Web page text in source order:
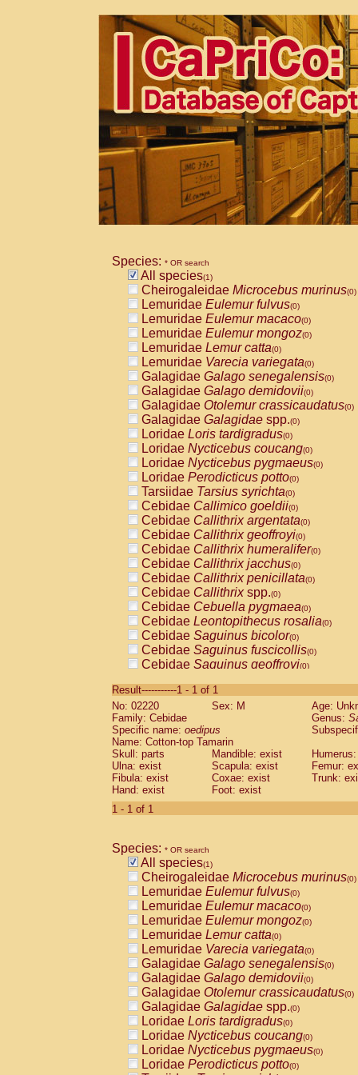
Species: * OR search
All species(1)
Cheirogaleidae Microcebus murinus(0)
Lemuridae Eulemur fulvus(0)
Lemuridae Eulemur macaco(0)
Lemuridae Eulemur mongoz(0)
Lemuridae Lemur catta(0)
Lemuridae Varecia variegata(0)
Galagidae Galago senegalensis(0)
Galagidae Galago demidovii(0)
Galagidae Otolemur crassicaudatus(0)
Galagidae Galagidae spp.(0)
Loridae Loris tardigradus(0)
Loridae Nycticebus coucang(0)
Loridae Nycticebus pygmaeus(0)
Loridae Perodicticus potto(0)
Tarsiidae Tarsius syrichta(0)
Cebidae Callimico goeldii(0)
Cebidae Callithrix argentata(0)
Cebidae Callithrix geoffroyi(0)
Cebidae Callithrix humeralifer(0)
Cebidae Callithrix jacchus(0)
Cebidae Callithrix penicillata(0)
Cebidae Callithrixspp.(0)
Cebidae Cebuella pygmaea(0)
Cebidae Leontopithecus rosalia(0)
Cebidae Saguinus bicolor(0)
Cebidae Saguinus fuscicollis(0)
Cebidae Saguinus geoffroyi(0)
CebidaeSaguinus labiatus(0)
Cebidae Saguinus leucopus (0)
Cebidae
CebidaeSaguinus mystax
Cebidae Saguinus nigricollis (0)
Cebidae Saguinus oedipus
Cebidae Saguinus weddelli
Cebidae Saguinusspp.
Cebidae
CebidaeCebus capucinus
CebidaeCebus nigrivittatus
CebidaeCebus spp.(0)
CebidaeSaimiri boliviensis(0)
CebidaeSaimiri sciureus(0)
AtelidaeAlouatta caraya(0)
AtelidaeAlouatta fusca(0)
AtelidaeAlouatta seniculus(0)
AtelidaeAlouattaspp.(0)
AtelidaeAteles belzebuth(0)
AtelidaeAteles geoffroyi(0)
AtelidaeAteles paniscus(0)
AtelidaeAtelesspp.(0)
AtelidaeLagothrix lagothricha(0)
AtelidaeLagothrix lagothricha cana
PitheciidaeCacajao calvus
Result-----------1 - 1 of 1
No: 02220
Sex: M
Age:
Family: Cebidae
Genus:
Specific name: oedipus
Name: Cotton-top Tamarin
Skull: parts
Mandible: exist
Ulna: exist
Scapula: exist
Femur:
Fibula: exist
Coxae: exist
Trunk:
Hand: exist
Foot: exist
1 - 1 of 1
Species: * OR search
All species(1)
Cheirogaleidae Microcebus murinus(0)
Lemuridae Eulemur fulvus(0)
Lemuridae Eulemur macaco(0)
Lemuridae Eulemur mongoz(0)
Lemuridae Lemur catta(0)
Lemuridae Varecia variegata(0)
Galagidae Galago senegalensis(0)
Galagidae Galago demidovii(0)
Galagidae Otolemur crassicaudatus(0)
Galagidae Galagidae spp.(0)
Loridae Loris tardigradus(0)
Loridae Nycticebus coucang(0)
Loridae Nycticebus pygmaeus(0)
Loridae Perodicticus potto(0)